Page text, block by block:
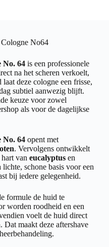
No64
No. 64 is een professionele
na het scheren verkoelt,
deze cologne een frisse,
subtiel aanwezig blijft.
keuze voor zowel
als voor de dagelijkse
No. 64 opent met
. Vervolgens ontwikkelt
van eucalyptus en
schone basis voor een
bij iedere gelegenheid.
formule de huid te
worden roodheid en een
voelt de huid direct
Dat maakt deze aftershave